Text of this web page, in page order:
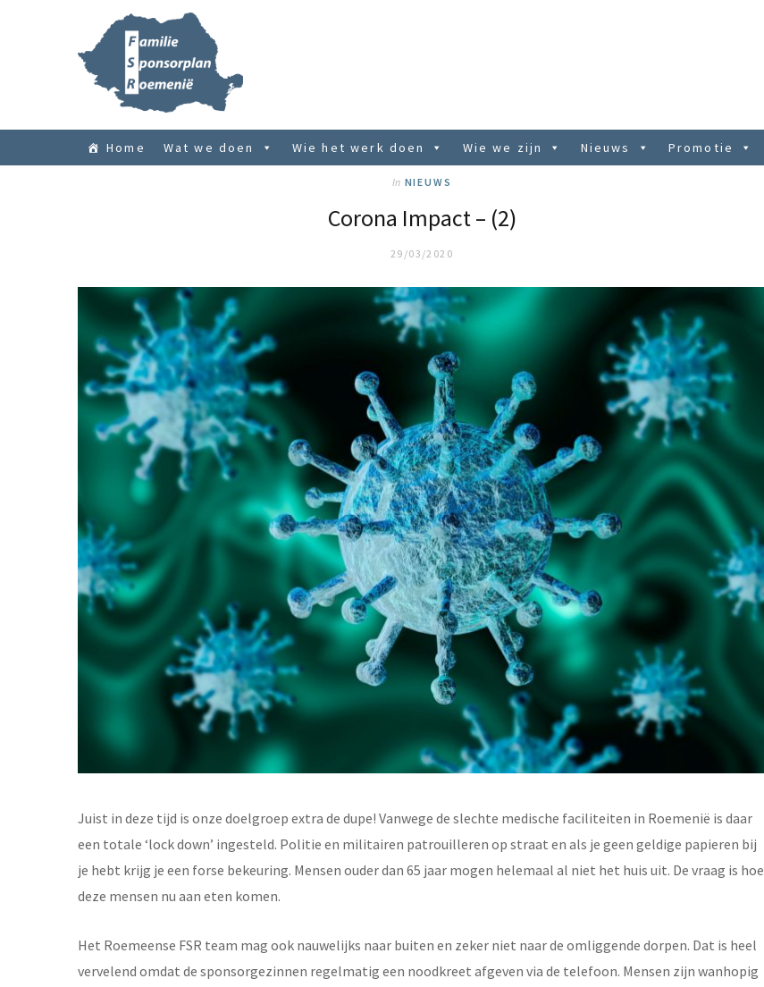
Home Wat we doen Wie het werk doen Wie we zijn Nieuws Promotie
In NIEUWS
Corona Impact – (2)
29/03/2020
Juist in deze tijd is onze doelgroep extra de dupe! Vanwege de slechte medische faciliteiten in Roemenië is daar
een totale ‘lock down’ ingesteld. Politie en militairen patrouilleren op straat en als je geen geldige papieren bij
je hebt krijg je een forse bekeuring. Mensen ouder dan 65 jaar mogen helemaal al niet het huis uit. De vraag is hoe
deze mensen nu aan eten komen.
Het Roemeense FSR team mag ook nauwelijks naar buiten en zeker niet naar de omliggende dorpen. Dat is heel
vervelend omdat de sponsorgezinnen regelmatig een noodkreet afgeven via de telefoon. Mensen zijn wanhopig